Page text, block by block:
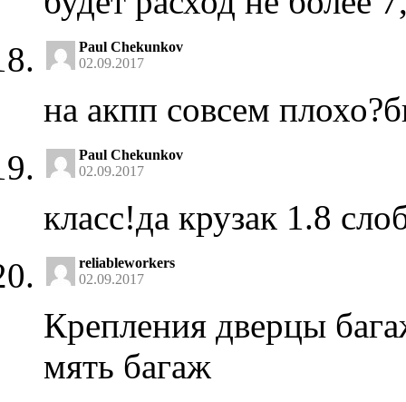
Paul Chekunkov
02.09.2017
на акпп совсем
Paul Chekunkov
02.09.2017
класс!да крузак 1.8
reliableworkers
02.09.2017
Крепления дверцы
мять багаж